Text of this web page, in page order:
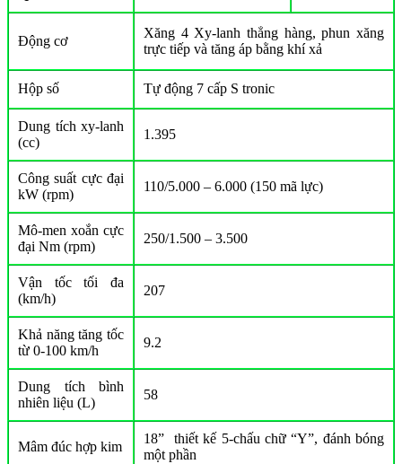
Động cơ
Xăng 4 Xy-lanh thẳng hàng, phun xăng
trực tiếp và tăng áp bằng khí xả
Hộp số Tự động 7 cấp S tronic
Dung tích xy-lanh
(cc)
1.395
Công suất cực đại
kW (rpm)
110/5.000 – 6.000 (150 mã lực)
Mô-men xoắn cực
đại Nm (rpm)
250/1.500 – 3.500
Vận tốc tối đa
(km/h)
207
Khả năng tăng tốc
từ 0-100 km/h
9.2
Dung tích bình
nhiên liệu (L)
58
Mâm đúc hợp kim
18” thiết kế 5-chấu chữ “Y”, đánh bóng
một phần